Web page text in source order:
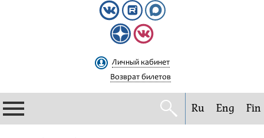
Личный кабинет
Возврат билетов
Ru Eng Fin